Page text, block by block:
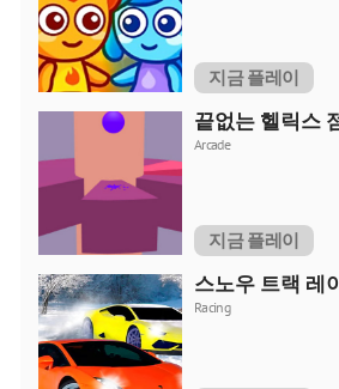
지금 플레이
끝없는 헬릭스
Arcade
지금 플레이
스노우 트랙 레
Racing